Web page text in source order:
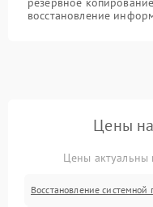
восстановление
Цены
Цены актуальны
Восстановление системной